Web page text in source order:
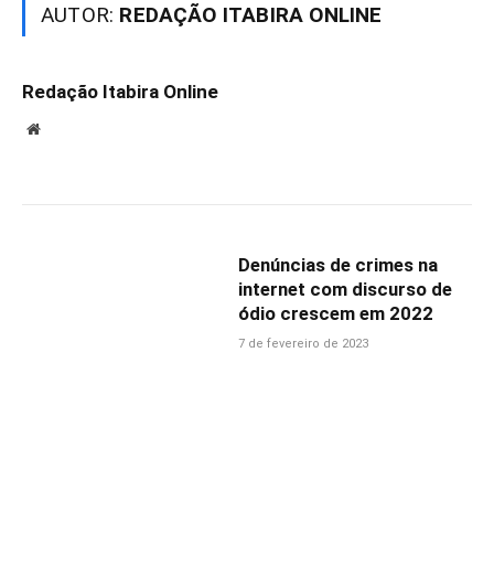
AUTOR: REDAÇÃO ITABIRA ONLINE
Redação Itabira Online
Website
Denúncias de crimes na
internet com discurso de
ódio crescem em 2022
7 de fevereiro de 2023